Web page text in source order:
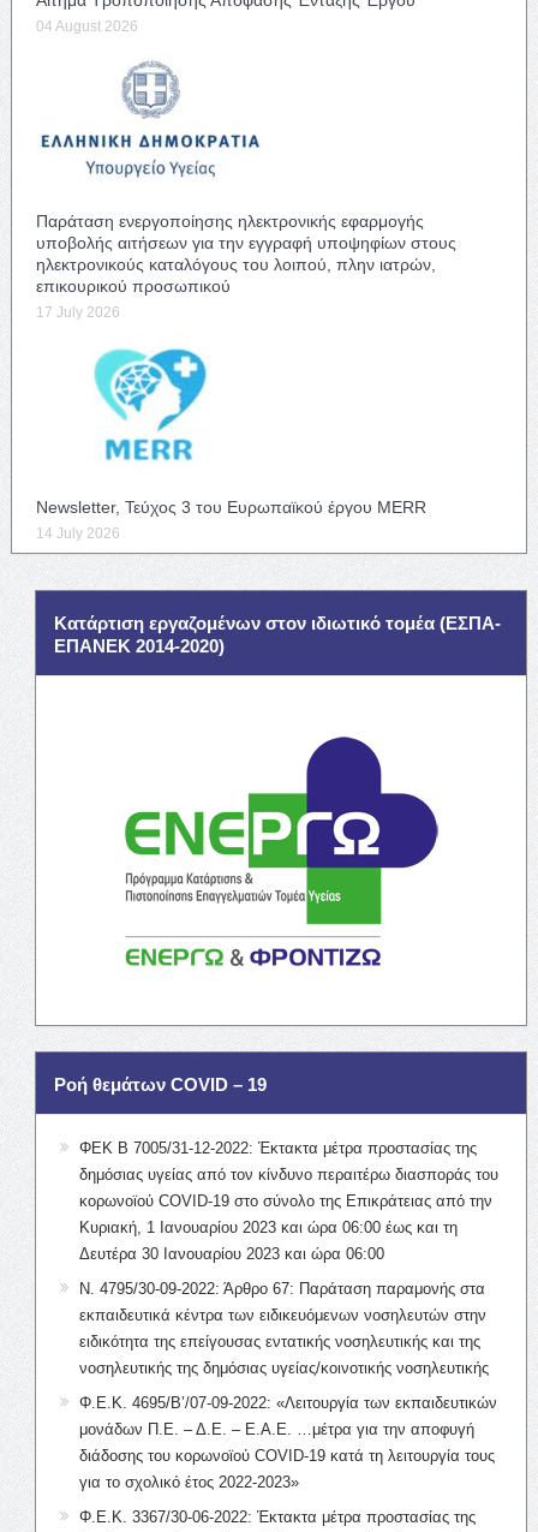
04 August 2026
Παράταση ενεργοποίησης ηλεκτρονικής εφαρμογής
υποβολής αιτήσεων για την εγγραφή υποψηφίων στους
ηλεκτρονικούς καταλόγους του λοιπού, πλην ιατρών,
επικουρικού προσωπικού
17 July 2026
Newsletter, Τεύχος 3 του Ευρωπαϊκού έργου MERR
14 July 2026
Κατάρτιση εργαζομένων στον ιδιωτικό τομέα (ΕΣΠΑ-
ΕΠΑΝΕΚ 2014-2020)
Ροή θεμάτων COVID – 19
ΦΕΚ Β 7005/31-12-2022: Έκτακτα μέτρα προστασίας της
δημόσιας υγείας από τον κίνδυνο περαιτέρω διασποράς του
κορωνοϊού COVID-19 στο σύνολο της Επικράτειας από την
Κυριακή, 1 Ιανουαρίου 2023 και ώρα 06:00 έως και τη
Δευτέρα 30 Ιανουαρίου 2023 και ώρα 06:00
Ν. 4795/30-09-2022: Άρθρο 67: Παράταση παραμονής στα
εκπαιδευτικά κέντρα των ειδικευόμενων νοσηλευτών στην
ειδικότητα της επείγουσας εντατικής νοσηλευτικής και της
νοσηλευτικής της δημόσιας υγείας/κοινοτικής νοσηλευτικής
Φ.Ε.Κ. 4695/Β’/07-09-2022: «Λειτουργία των εκπαιδευτικών
μονάδων Π.Ε. – Δ.Ε. – Ε.Α.Ε. …μέτρα για την αποφυγή
διάδοσης του κορωνοϊού COVID-19 κατά τη λειτουργία τους
για το σχολικό έτος 2022-2023»
Φ.Ε.Κ. 3367/30-06-2022: Έκτακτα μέτρα προστασίας της